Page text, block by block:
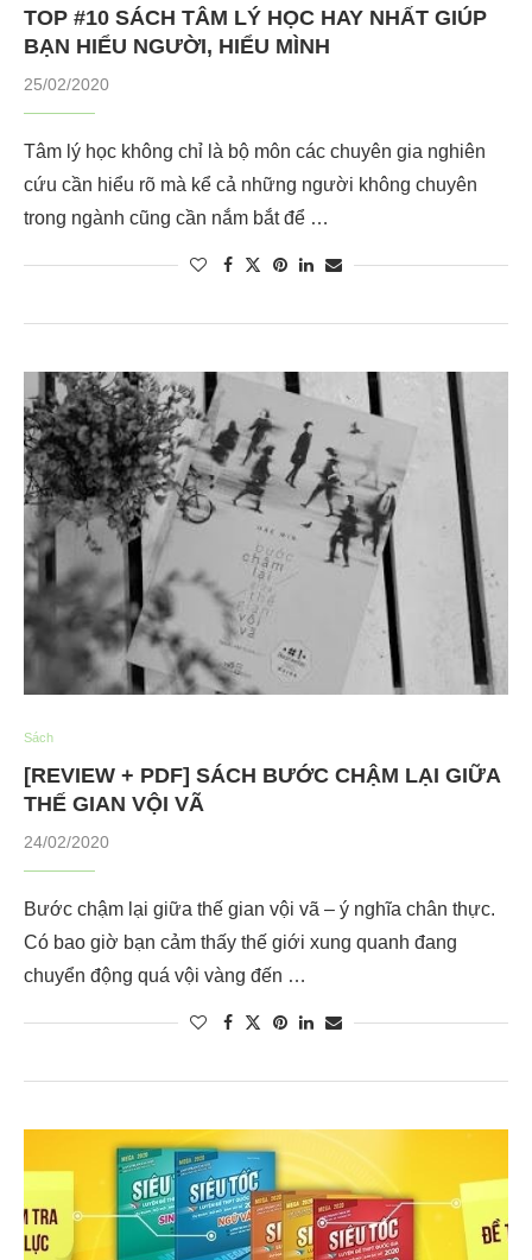
TOP #10 SÁCH TÂM LÝ HỌC HAY NHẤT GIÚP
BẠN HIỂU NGƯỜI, HIỂU MÌNH
25/02/2020
Tâm lý học không chỉ là bộ môn các chuyên gia nghiên
cứu cần hiểu rõ mà kể cả những người không chuyên
trong ngành cũng cần nắm bắt để …
Sách
[REVIEW + PDF] SÁCH BƯỚC CHẬM LẠI GIỮA
THẾ GIAN VỘI VÃ
24/02/2020
Bước chậm lại giữa thế gian vội vã – ý nghĩa chân thực.
Có bao giờ bạn cảm thấy thế giới xung quanh đang
chuyển động quá vội vàng đến …